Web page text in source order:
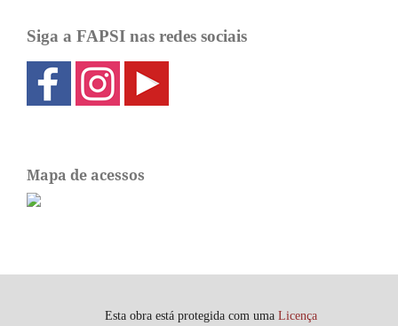
Siga a FAPSI nas redes sociais
Mapa de acessos
Esta obra está protegida com uma Licença